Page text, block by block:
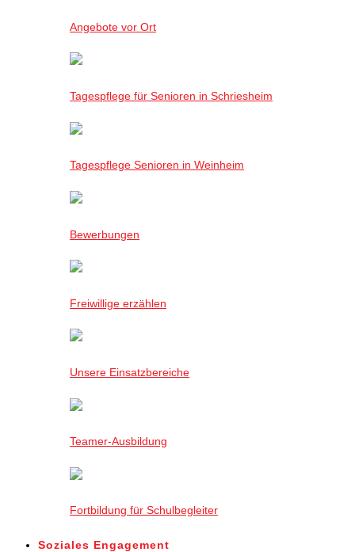
Angebote vor Ort
Tagespflege für Senioren in Schriesheim
Tagespflege Senioren in Weinheim
Bewerbungen
Freiwillige erzählen
Unsere Einsatzbereiche
Teamer-Ausbildung
Fortbildung für Schulbegleiter
Soziales Engagement